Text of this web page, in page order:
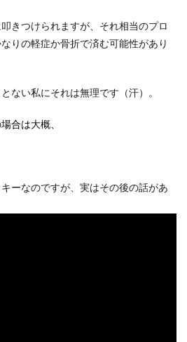
きつけられますが、それ相当のプロ
りの軽症か骨折で済む可能性があり
ない私にそれは無理です（汗）。
合は大概、
ーなのですが、実はその後の話があ